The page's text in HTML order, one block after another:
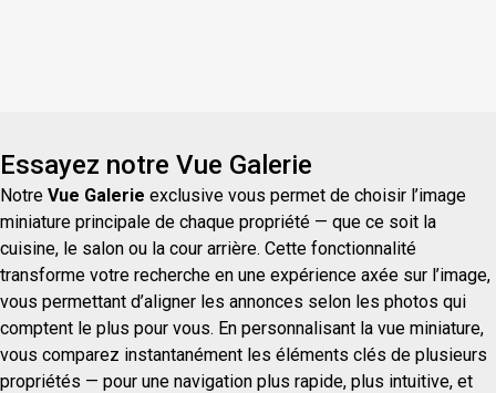
Essayez notre Vue Galerie
Notre Vue Galerie exclusive vous permet de choisir l’image
miniature principale de chaque propriété — que ce soit la
cuisine, le salon ou la cour arrière. Cette fonctionnalité
transforme votre recherche en une expérience axée sur l’image,
vous permettant d’aligner les annonces selon les photos qui
comptent le plus pour vous. En personnalisant la vue miniature,
vous comparez instantanément les éléments clés de plusieurs
propriétés — pour une navigation plus rapide, plus intuitive, et